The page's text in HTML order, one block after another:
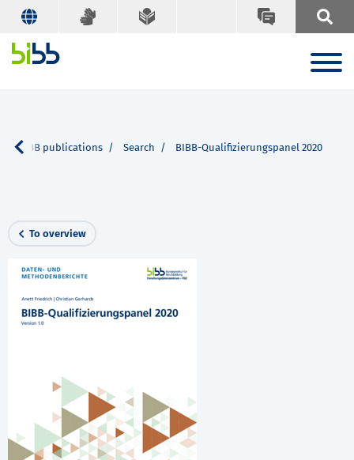
BIBB publications Search BIBB-Qualifizierungspanel 2020
To overview